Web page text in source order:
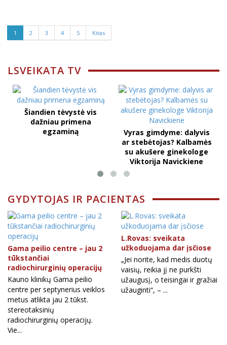
1 2 3 4 5 Kitas
LSVEIKATA TV
Šiandien tėvystė vis
dažniau primena
egzaminą
Vyras gimdyme: dalyvis
ar stebėtojas? Kalbamės
su akušere ginekologe
Viktorija Navickiene
GYDYTOJAS IR PACIENTAS
Gama peilio centre – jau 2
tūkstančiai
radiochirurginių operacijų
Kauno klinikų Gama peilio
centre per septynerius veiklos
metus atlikta jau 2 tūkst.
stereotaksinių
radiochirurginių operacijų.
Vie...
L.Rovas: sveikata
užkoduojama dar įsčiose
„Jei norite, kad medis duotų
vaisių, reikia jį ne purkšti
užaugusį, o teisingai ir gražiai
užauginti“, – ...